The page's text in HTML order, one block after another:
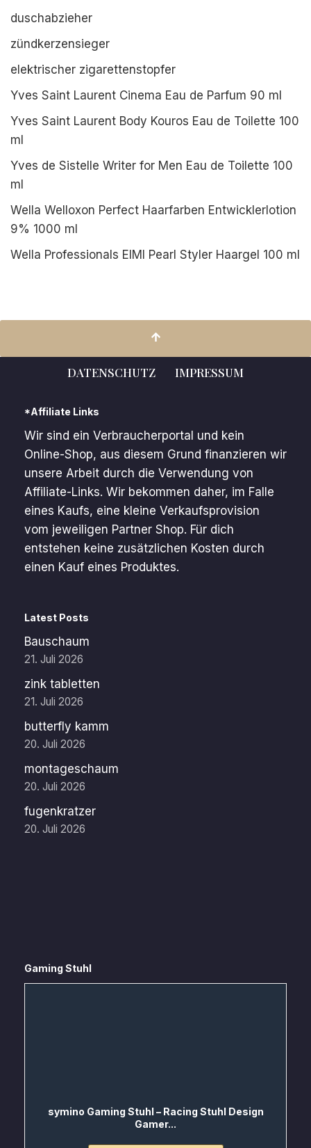
duschabzieher
zündkerzensieger
elektrischer zigarettenstopfer
Yves Saint Laurent Cinema Eau de Parfum 90 ml
Yves Saint Laurent Body Kouros Eau de Toilette 100
ml
Yves de Sistelle Writer for Men Eau de Toilette 100
ml
Wella Welloxon Perfect Haarfarben Entwicklerlotion
9% 1000 ml
Wella Professionals EIMI Pearl Styler Haargel 100 ml
DATENSCHUTZ IMPRESSUM
*Affiliate Links
Wir sind ein Verbraucherportal und kein
Online-Shop, aus diesem Grund finanzieren wir
unsere Arbeit durch die Verwendung von
Affiliate-Links. Wir bekommen daher, im Falle
eines Kaufs, eine kleine Verkaufsprovision
vom jeweiligen Partner Shop. Für dich
entstehen keine zusätzlichen Kosten durch
einen Kauf eines Produktes.
Latest Posts
Bauschaum
21. Juli 2026
zink tabletten
21. Juli 2026
butterfly kamm
20. Juli 2026
montageschaum
20. Juli 2026
fugenkratzer
20. Juli 2026
Gaming Stuhl
symino Gaming Stuhl – Racing Stuhl Design
Gamer...